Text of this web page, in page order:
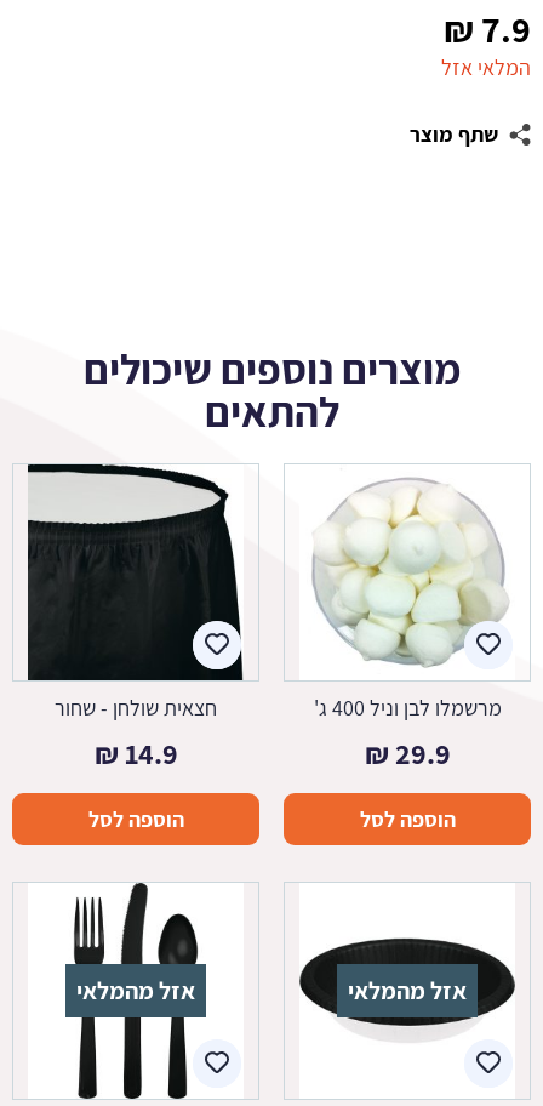
7.9
₪
המלאי אזל
שתף מוצר
מוצרים נוספים שיכולים
להתאים
מרשמלו לבן וניל 400 ג'
29.9
₪
הוספה לסל
חצאית שולחן - שחור
14.9
₪
הוספה לסל
אזל מהמלאי אזל מהמלאי